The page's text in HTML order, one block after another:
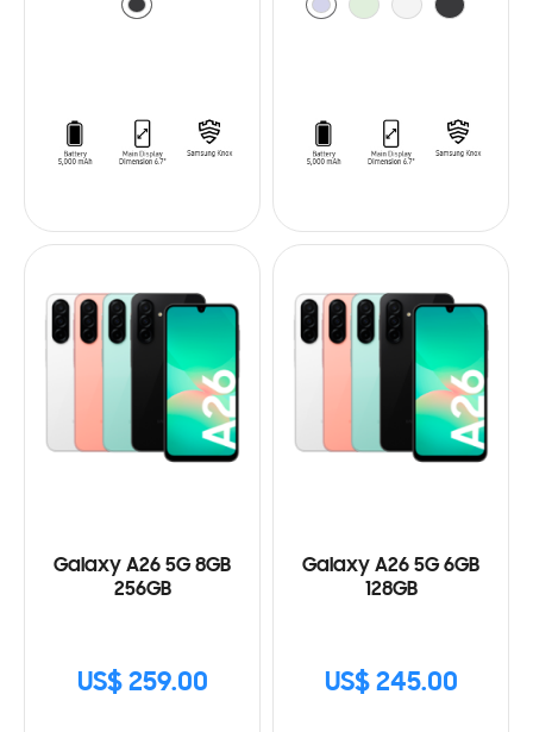
Galaxy A26 5G 8GB
256GB
US$ 259.00
Galaxy A26 5G 6GB
128GB
US$ 245.00